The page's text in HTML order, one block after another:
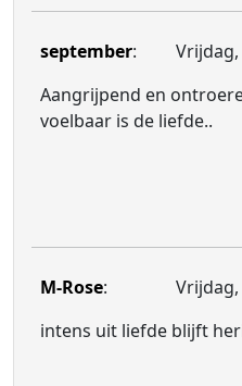
september:
Vrijdag,
Aangrijpend en
voelbaar is de liefde..
M-Rose:
Vrijdag,
intens uit liefde blijft